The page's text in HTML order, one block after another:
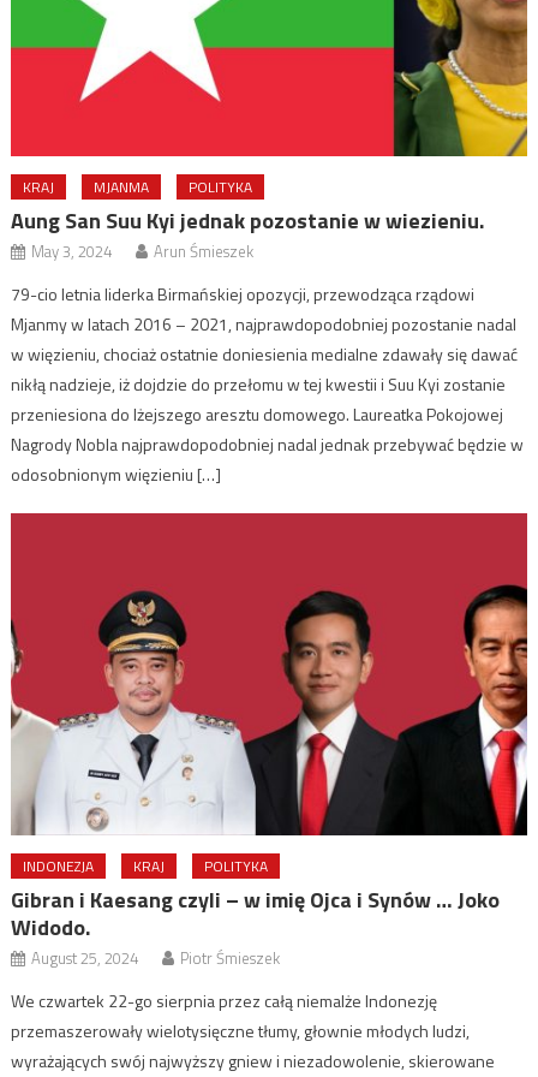
KRAJ MJANMA POLITYKA
Aung San Suu Kyi jednak pozostanie w wiezieniu.
May 3, 2024 Arun Śmieszek
79-cio letnia liderka Birmańskiej opozycji, przewodząca rządowi
Mjanmy w latach 2016 – 2021, najprawdopodobniej pozostanie nadal
w więzieniu, chociaż ostatnie doniesienia medialne zdawały się dawać
nikłą nadzieje, iż dojdzie do przełomu w tej kwestii i Suu Kyi zostanie
przeniesiona do lżejszego aresztu domowego. Laureatka Pokojowej
Nagrody Nobla najprawdopodobniej nadal jednak przebywać będzie w
odosobnionym więzieniu […]
INDONEZJA KRAJ POLITYKA
Gibran i Kaesang czyli – w imię Ojca i Synów … Joko
Widodo.
August 25, 2024 Piotr Śmieszek
We czwartek 22-go sierpnia przez całą niemalże Indonezję
przemaszerowały wielotysięczne tłumy, głownie młodych ludzi,
wyrażających swój najwyższy gniew i niezadowolenie, skierowane